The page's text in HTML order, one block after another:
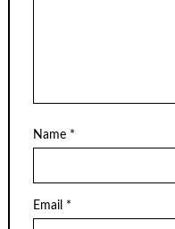
Name *
Email *